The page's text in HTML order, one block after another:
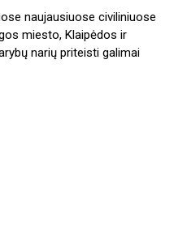
naujausiuose civiliniuose
miesto, Klaipėdos ir
narių priteisti galimai